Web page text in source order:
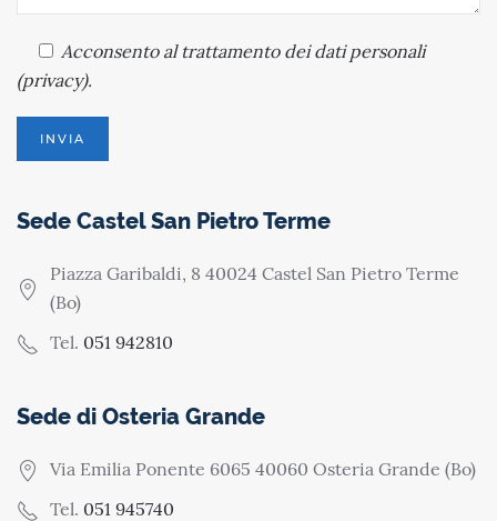
Acconsentoal trattamento dei dati personali
(privacy).
Sede Castel San Pietro Terme
Piazza Garibaldi, 8 40024 Castel San Pietro Terme
(Bo)
Tel. 051 942810
Sede di Osteria Grande
Via Emilia Ponente 6065 40060 Osteria Grande (Bo)
Tel. 051 945740